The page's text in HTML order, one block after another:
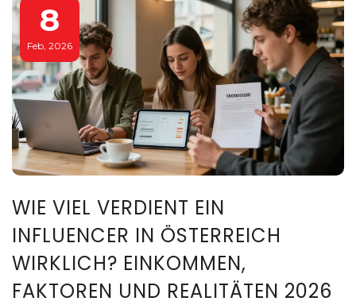
8
Feb, 2026
WIE VIEL VERDIENT EIN
INFLUENCER IN ÖSTERREICH
WIRKLICH? EINKOMMEN,
FAKTOREN UND REALITÄTEN 2026